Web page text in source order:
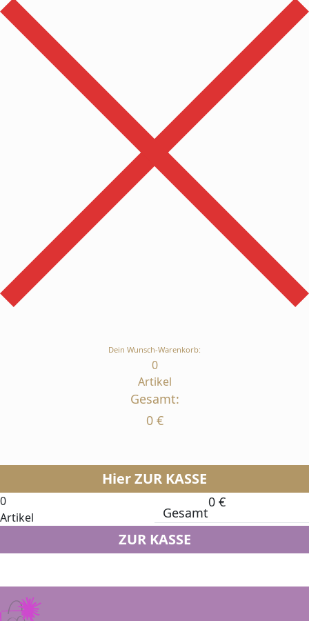
Dein Wunsch-Warenkorb:
0
Artikel
Gesamt:
0 €
Hier ZUR KASSE
0
Artikel
Gesamt
0 €
ZUR KASSE